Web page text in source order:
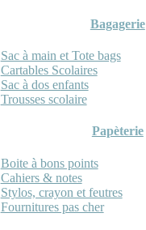
Bagagerie
Sac à main et Tote bags
Cartables Scolaires
Sac à dos enfants
Trousses scolaire
Papèterie
Boite à bons points
Cahiers & notes
Stylos, crayon et feutres
Fournitures pas cher